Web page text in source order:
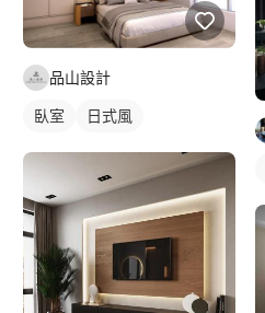
品山設計
臥室 日式風